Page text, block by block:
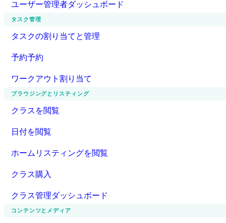
ユーザー管理者ダッシュボード
タスク管理
タスクの割り当てと管理
予約予約
ワークアウト割り当て
ブラウジングとリスティング
クラスを閲覧
日付を閲覧
ホームリスティングを閲覧
クラス購入
クラス管理ダッシュボード
コンテンツとメディア